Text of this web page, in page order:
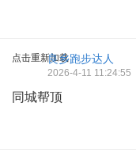
点击重新加载良乡跑步达人
2026-4-11 11:24:55
同城帮顶